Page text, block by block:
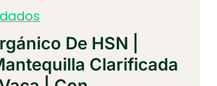
De HSN |
Clarificada